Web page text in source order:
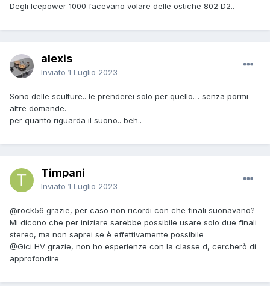
Degli Icepower 1000 facevano volare delle ostiche 802 D2..
alexis
Inviato 1 Luglio 2023
Sono delle sculture.. le prenderei solo per quello… senza pormi
altre domande.
per quanto riguarda il suono.. beh..
Timpani
Inviato 1 Luglio 2023
@rock56 grazie, per caso non ricordi con che finali suonavano?
Mi dicono che per iniziare sarebbe possibile usare solo due finali
stereo, ma non saprei se è effettivamente possibile
@Gici HV grazie, non ho esperienze con la classe d, cercherò di
approfondire